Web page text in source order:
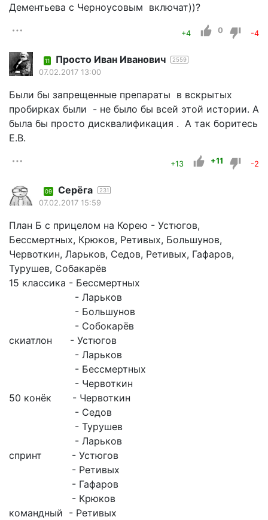
Дементьева с Черноусовым включат))?
+4 0 -4
11 Просто Иван Иванович 2559
07.02.2017 13:00
Были бы запрещенные препараты в вскрытых
пробирках были - не было бы всей этой истории. А
была бы просто дисквалификация . А так боритесь
Е.В.
+13 +11 -2
09 Серёга 231
07.02.2017 15:59
План Б с прицелом на Корею - Устюгов,
Бессмертных, Крюков, Ретивых, Большунов,
Червоткин, Ларьков, Седов, Ретивых, Гафаров,
Турушев, Собакарёв
15 классика - Бессмертных
- Ларьков
- Большунов
- Собокарёв
скиатлон - Устюгов
- Ларьков
- Бессмертных
- Червоткин
50 конёк - Червоткин
- Седов
- Турушев
- Ларьков
спринт - Устюгов
- Ретивых
- Гафаров
- Крюков
командный - Ретивых